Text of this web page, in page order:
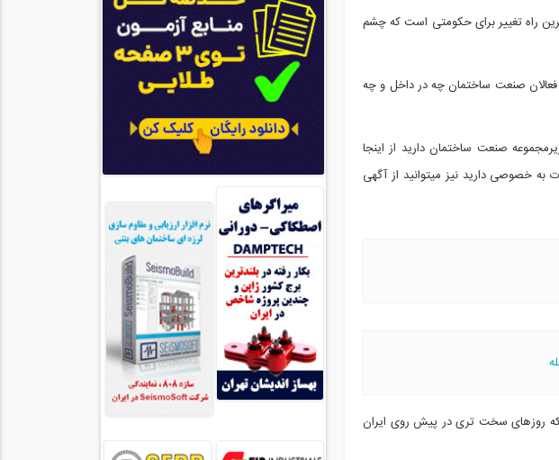
راه تغییر برای حکومتی است که چشم
صنعت ساختمان چه در داخل و چه
صنعت ساختمان دارید از اینجا
خصوصی دارید نیز میتوانید از آگهی
روزهای سخت تری در پیش روی ایران